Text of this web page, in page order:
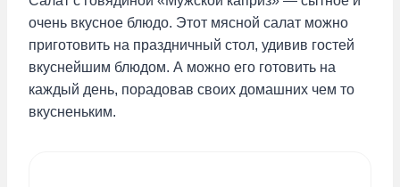
очень вкусное блюдо. Этот мясной салат можно
приготовить на праздничный стол, удивив гостей
вкуснейшим блюдом. А можно его готовить на
каждый день, порадовав своих домашних чем то
вкусненьким.